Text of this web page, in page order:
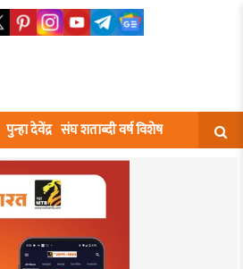
पुन्हा देवेंद्र संघ शताब्दी वर्ष विशेष